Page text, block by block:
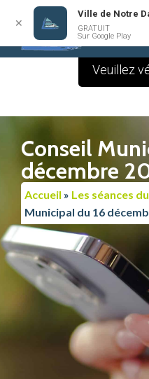
contenu
Conseil
décembre
Accueil » Les séances
Municipal du 16
✕
Ville de Notre
GRATUIT
Sur Google Play
Le
Veuillez